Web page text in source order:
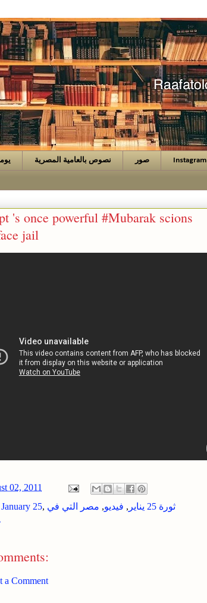
نصوص بالعامية المصرية صور Instagram
's once powerful #Mubarak scions
jail
02, 2011
January 25, ثورة 25 يناير , فيديو, مصر التي في
a Comment